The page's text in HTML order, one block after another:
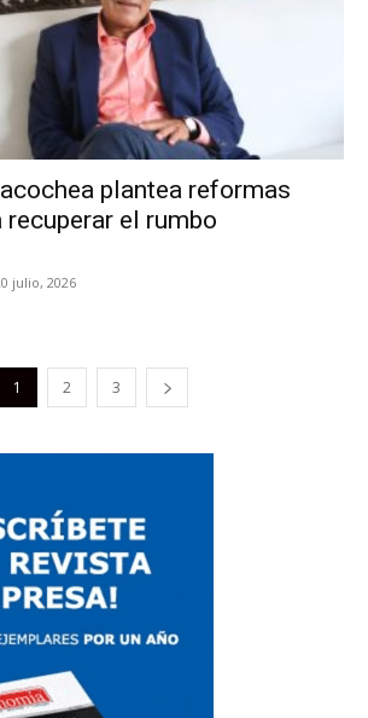
plantea reformas
recuperar el rumbo
julio, 2026
1 2 3